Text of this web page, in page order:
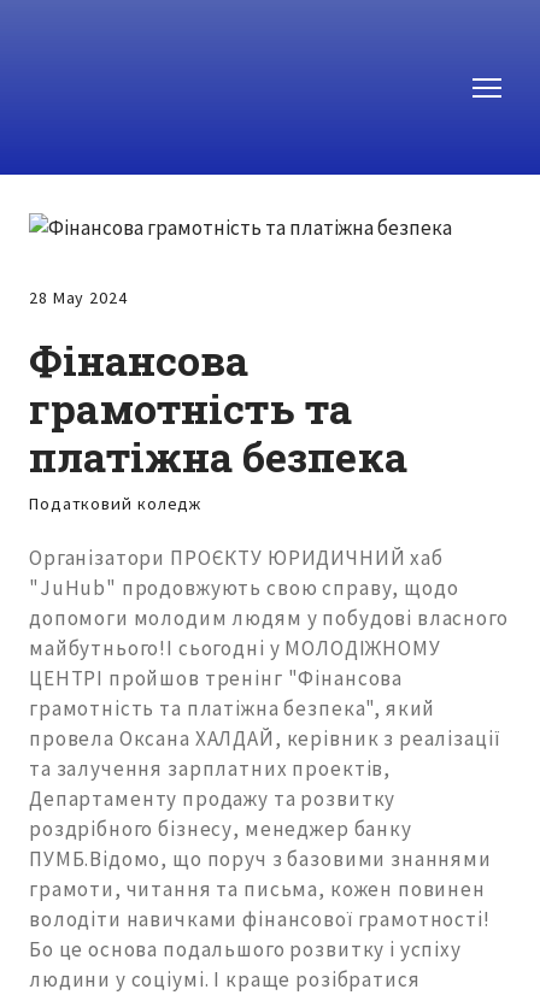
28 May 2024
Фінансова
грамотність та
платіжна безпека
Податковий коледж
Організатори ПРОЄКТУ ЮРИДИЧНИЙ хаб
"JuHub" продовжують свою справу, щодо
допомоги молодим людям у побудові власного
майбутнього!І сьогодні у МОЛОДІЖНОМУ
ЦЕНТРІ пройшов тренінг "Фінансова
грамотність та платіжна безпека", який
провела Оксана ХАЛДАЙ, керівник з реалізації
та залучення зарплатних проектів,
Департаменту продажу та розвитку
роздрібного бізнесу, менеджер банку
ПУМБ.Відомо, що поруч з базовими знаннями
грамоти, читання та письма, кожен повинен
володіти навичками фінансової грамотності!
Бо це основа подальшого розвитку і успіху
людини у соціумі. І краще розібратися